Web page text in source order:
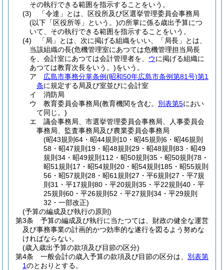
その執行できる範囲を指示することをいう。
(3)
「令達」とは、区役所及び区選挙管理委員会事務局
(以下「区役所等」という。)の所掌に係る歳出予算につ
いて、その執行できる範囲を指示することをいう。
(4)
「局」とは、次に掲げる組織をいい、「局長」とは、
当該組織の長(危機管理室にあつては危機管理担当局長
を、会計室にあつては会計管理者を、 ウに掲げる組織に
あつては教育次長をいう。)をいう。
ア
広島市事務分掌条例(昭和50年広島市条例第81号)第1
条に規定する局及び室並びに会計室
イ
消防局
ウ
教育委員会事務局(教育機関を含む。 別表第5におい
て同じ。)
エ
議会事務局、市選挙管理委員会事務局、人事委員会
事務局、監査事務局及び農業委員会事務局
(昭43規則64・昭44規則10・昭45規則6・昭46規則
58・昭47規則19・昭48規則29・昭48規則83・昭49
規則34・昭49規則112・昭50規則35・昭50規則78・
昭51規則17・昭54規則20・昭54規則185・昭55規則
56・昭57規則28・昭61規則27・平6規則27・平7規
則31・平17規則80・平20規則35・平22規則40・平
25規則60・平26規則52・平27規則34・平29規則
32・一部改正)
(予算の編成及び執行の原則)
第3条
予算の編成及び執行に当たつては、財政の健全な運営
及び事務事業の計画的かつ効率的な遂行を図るよう努めな
ければならない。
(歳入歳出予算の款項及び目節の区分)
第4条
一般会計の歳入予算の款項及び目節の区分は、 別表第
1のとおりとする。